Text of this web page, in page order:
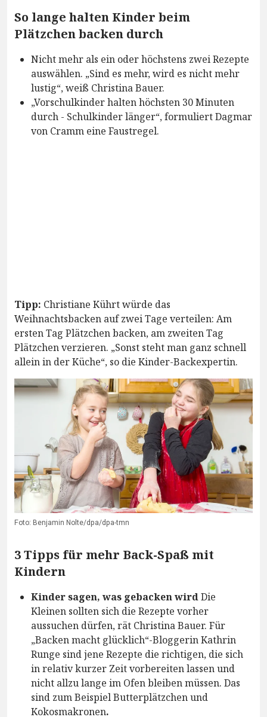
So lange halten Kinder beim
Plätzchen backen durch
Nicht mehr als ein oder höchstens zwei Rezepte
auswählen. „Sind es mehr, wird es nicht mehr
lustig“, weiß Christina Bauer.
„Vorschulkinder halten höchsten 30 Minuten
durch - Schulkinder länger“, formuliert Dagmar
von Cramm eine Faustregel.
Tipp: Christiane Kührt würde das
Weihnachtsbacken auf zwei Tage verteilen: Am
ersten Tag Plätzchen backen, am zweiten Tag
Plätzchen verzieren. „Sonst steht man ganz schnell
allein in der Küche“, so die Kinder-Backexpertin.
Foto: Benjamin Nolte/dpa/dpa-tmn
3 Tipps für mehr Back-Spaß mit
Kindern
Kinder sagen, was gebacken wirdDie
Kleinen sollten sich die Rezepte vorher
aussuchen dürfen, rät Christina Bauer. Für
„Backen macht glücklich“-Bloggerin Kathrin
Runge sind jene Rezepte die richtigen, die sich
in relativ kurzer Zeit vorbereiten lassen und
nicht allzu lange im Ofen bleiben müssen. Das
sind zum Beispiel Butterplätzchen und
Kokosmakronen.